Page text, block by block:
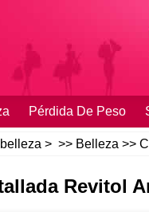
Pérdida De Peso
> >> Belleza >>
Revitol